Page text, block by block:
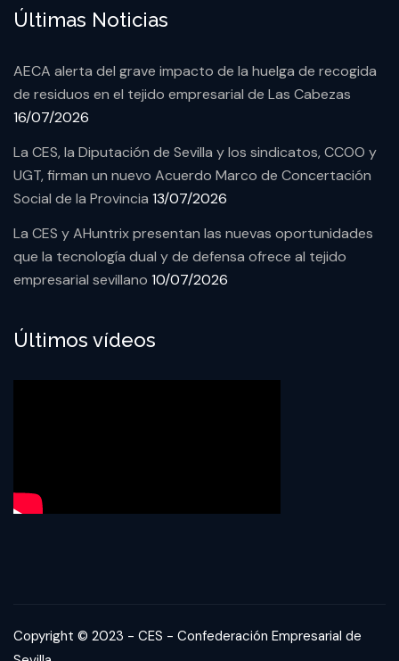
Últimas Noticias
AECA alerta del grave impacto de la huelga de recogida
de residuos en el tejido empresarial de Las Cabezas
16/07/2026
La CES, la Diputación de Sevilla y los sindicatos, CCOO y
UGT, firman un nuevo Acuerdo Marco de Concertación
Social de la Provincia 13/07/2026
La CES y AHuntrix presentan las nuevas oportunidades
que la tecnología dual y de defensa ofrece al tejido
empresarial sevillano 10/07/2026
Últimos vídeos
Copyright © 2023 - CES - Confederación Empresarial de